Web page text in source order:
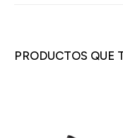
PRODUCTOS QUE